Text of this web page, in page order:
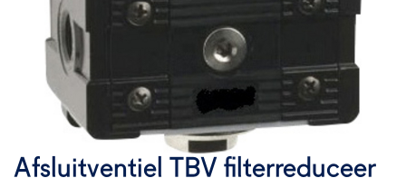
Afsluitventiel TBV filterreduceer